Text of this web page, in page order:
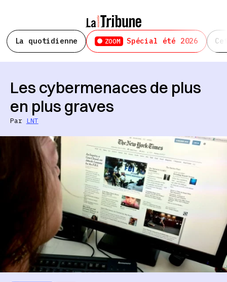
La quotidienne ZOOM Spécial été 2026
Les cybermenaces de plus
en plus graves
Par LNT